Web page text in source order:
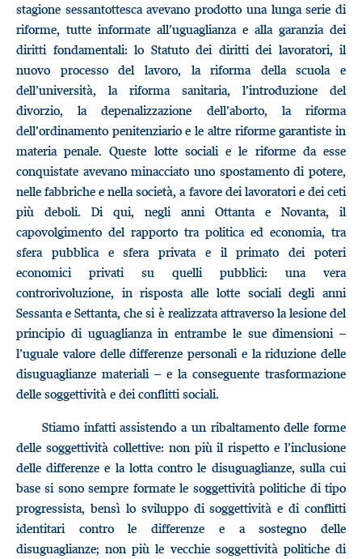
stagione sessantottesca avevano prodotto una lunga serie di
riforme, tutte informate all’uguaglianza e alla garanzia dei
diritti fondamentali: lo Statuto dei diritti dei lavoratori, il
nuovo processo del lavoro, la riforma della scuola e
dell’università, la riforma sanitaria, l’introduzione del
divorzio, la depenalizzazione dell’aborto, la riforma
dell’ordinamento penitenziario e le altre riforme garantiste in
materia penale. Queste lotte sociali e le riforme da esse
conquistate avevano minacciato uno spostamento di potere,
nelle fabbriche e nella società, a favore dei lavoratori e dei ceti
più deboli. Di qui, negli anni Ottanta e Novanta, il
capovolgimento del rapporto tra politica ed economia, tra
sfera pubblica e sfera privata e il primato dei poteri
economici privati su quelli pubblici: una vera
controrivoluzione, in risposta alle lotte sociali degli anni
Sessanta e Settanta, che si è realizzata attraverso la lesione del
principio di uguaglianza in entrambe le sue dimensioni –
l’uguale valore delle differenze personali e la riduzione delle
disuguaglianze materiali – e la conseguente trasformazione
delle soggettività e dei conflitti sociali.
Stiamo infatti assistendo a un ribaltamento delle forme
delle soggettività collettive: non più il rispetto e l’inclusione
delle differenze e la lotta contro le disuguaglianze, sulla cui
base si sono sempre formate le soggettività politiche di tipo
progressista, bensì lo sviluppo di soggettività e di conflitti
identitari contro le differenze e a sostegno delle
disuguaglianze; non più le vecchie soggettività politiche di